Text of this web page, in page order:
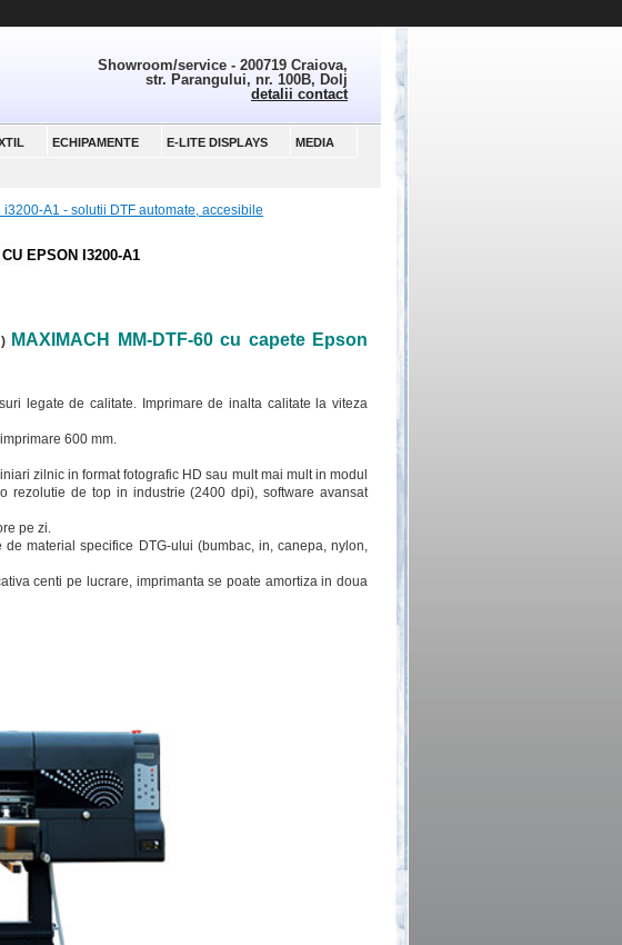
Showroom/service - 200719 Craiova,
str. Parangului, nr. 100B, Dolj
detalii contact
ECHIPAMENTE E-LITE DISPLAYS MEDIA
A1 - solutii DTF automate, accesibile
EPSON I3200-A1
MAXIMACH MM-DTF-60 cu capete Epson
legate de calitate. Imprimare de inalta calitate la viteza
600 mm.
zilnic in format fotografic HD sau mult mai mult in modul
rezolutie de top in industrie (2400 dpi), software avansat
pe zi.
material specifice DTG-ului (bumbac, in, canepa, nylon,
centi pe lucrare, imprimanta se poate amortiza in doua